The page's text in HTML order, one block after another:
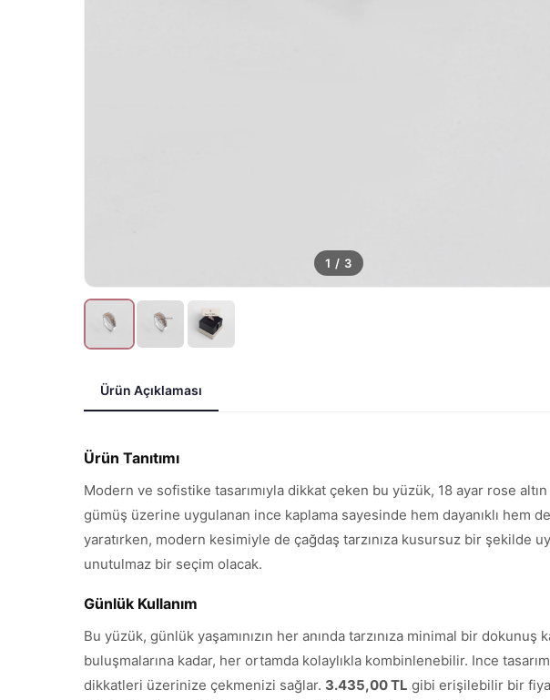
1 / 3
Ürün Açıklaması
Ürün Tanıtımı
Modern ve sofistike tasarımıyla dikkat çeken bu yüzük, 18 ayar rose
gümüş üzerine uygulanan ince kaplama sayesinde hem dayanıklı hem
yaratırken, modern kesimiyle de çağdaş tarzınıza kusursuz bir şekilde
unutulmaz bir seçim olacak.
Günlük Kullanım
Bu yüzük, günlük yaşamınızın her anında tarzınıza minimal bir
buluşmalarına kadar, her ortamda kolaylıkla kombinlenebilir. Ince
dikkatleri üzerinize çekmenizi sağlar. 3.435,00 TL gibi erişilebilir bir